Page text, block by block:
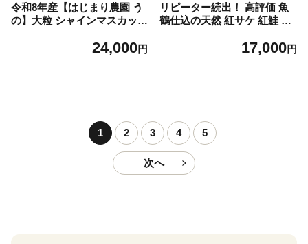
令和8年産【はじまり農園 う
の】大粒 シャインマスカット
河北町産 【河北町観光物産協
24,000円
リピーター続出！ 高評価 魚
鶴仕込の天然 紅サケ 紅鮭 鮭
レビュー高評価 小分け 真空
町 送料無料_G7317
17,000円
1 2 3 4 5
次へ